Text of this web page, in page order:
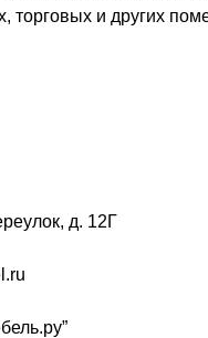
торговых и других
д. 12Г